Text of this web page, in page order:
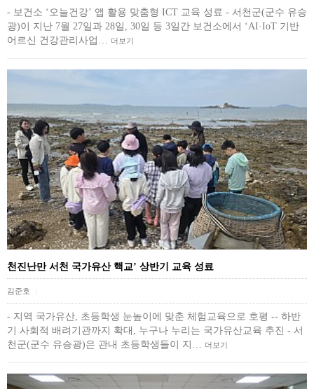
- 보건소 ‘오늘건강’ 앱 활용 맞춤형 ICT 교육 성료 - 서천군(군수 유승
광)이 지난 7월 27일과 28일, 30일 등 3일간 보건소에서 ‘AI·IoT 기반
어르신 건강관리사업… 더보기
천진난만 서천 국가유산 핵교’ 상반기 교육 성료
김준호
- 지역 국가유산, 초등학생 눈높이에 맞춘 체험교육으로 호평 -- 하반
기 사회적 배려기관까지 확대, 누구나 누리는 국가유산교육 추진 - 서
천군(군수 유승광)은 관내 초등학생들이 지…
더보기